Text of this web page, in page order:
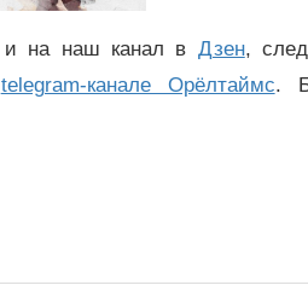
и на наш канал в Дзен,
telegram-канале Орёлтаймс.